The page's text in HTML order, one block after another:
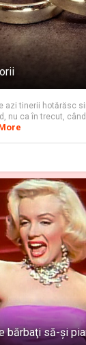
azi tinerii hotărăsc
nu ca în trecut,
bărbaţi să-şi